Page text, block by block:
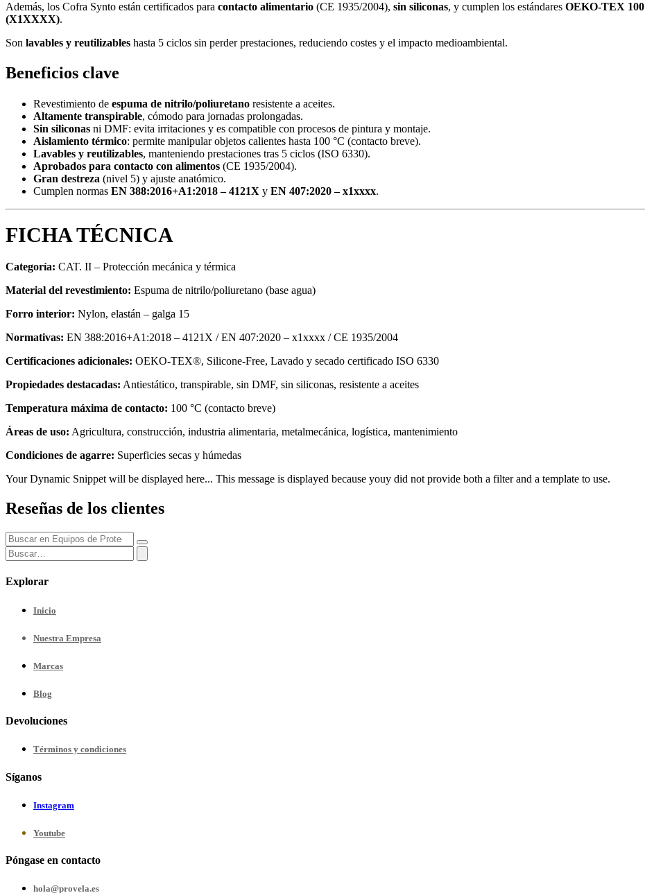
Además, los Cofra Synto están certificados para contacto alimentario (CE 1935/2004), sin siliconas, y cumplen los estándares OEKO-TEX 100
(X1XXXX).
Son lavables y reutilizables hasta 5 ciclos sin perder prestaciones, reduciendo costes y el impacto medioambiental.
Beneficios clave
Revestimiento de espuma de nitrilo/poliuretano resistente a aceites.
Altamente transpirable, cómodo para jornadas prolongadas.
Sin siliconas ni DMF: evita irritaciones y es compatible con procesos de pintura y montaje.
Aislamiento térmico: permite manipular objetos calientes hasta 100 °C (contacto breve).
Lavables y reutilizables, manteniendo prestaciones tras 5 ciclos (ISO 6330).
Aprobados para contacto con alimentos (CE 1935/2004).
Gran destreza (nivel 5) y ajuste anatómico.
Cumplen normas EN 388:2016+A1:2018 – 4121X y EN 407:2020 – x1xxxx.
FICHA TÉCNICA
Categoría: CAT. II – Protección mecánica y térmica
Material del revestimiento: Espuma de nitrilo/poliuretano (base agua)
Forro interior: Nylon, elastán – galga 15
Normativas: EN 388:2016+A1:2018 – 4121X / EN 407:2020 – x1xxxx / CE 1935/2004
Certificaciones adicionales: OEKO-TEX®, Silicone-Free, Lavado y secado certificado ISO 6330
Propiedades destacadas: Antiestático, transpirable, sin DMF, sin siliconas, resistente a aceites
Temperatura máxima de contacto: 100 °C (contacto breve)
Áreas de uso: Agricultura, construcción, industria alimentaria, metalmecánica, logística, mantenimiento
Condiciones de agarre: Superficies secas y húmedas
Your Dynamic Snippet will be displayed here... This message is displayed because youy did not provide both a filter and a template to use.
Reseñas de los clientes
Explorar
Inicio
Nuestra Empresa
Marcas
Blog
Devoluciones
Términos y condiciones
Síganos
Instagram
Youtube
Póngase en contacto
hola@provela.es